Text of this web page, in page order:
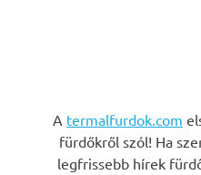
A termalfurdok.com
fürdőkről szól! Ha
legfrissebb hírek